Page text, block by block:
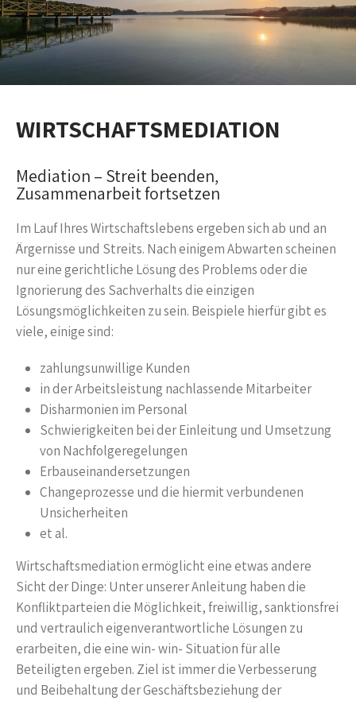
WIRTSCHAFTSMEDIATION
Mediation – Streit beenden,
Zusammenarbeit fortsetzen
Im Lauf Ihres Wirtschaftslebens ergeben sich ab und an
Ärgernisse und Streits. Nach einigem Abwarten scheinen
nur eine gerichtliche Lösung des Problems oder die
Ignorierung des Sachverhalts die einzigen
Lösungsmöglichkeiten zu sein. Beispiele hierfür gibt es
viele, einige sind:
zahlungsunwillige Kunden
in der Arbeitsleistung nachlassende Mitarbeiter
Disharmonien im Personal
Schwierigkeiten bei der Einleitung und Umsetzung
von Nachfolgeregelungen
Erbauseinandersetzungen
Changeprozesse und die hiermit verbundenen
Unsicherheiten
et al.
Wirtschaftsmediation ermöglicht eine etwas andere
Sicht der Dinge: Unter unserer Anleitung haben die
Konfliktparteien die Möglichkeit, freiwillig, sanktionsfrei
und vertraulich eigenverantwortliche Lösungen zu
erarbeiten, die eine win- win- Situation für alle
Beteiligten ergeben. Ziel ist immer die Verbesserung
und Beibehaltung der Geschäftsbeziehung der